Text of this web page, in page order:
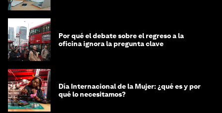
Por qué el debate sobre el regreso a la
oficina ignora la pregunta clave
Día Internacional de la Mujer: ¿qué es y por
qué lo necesitamos?